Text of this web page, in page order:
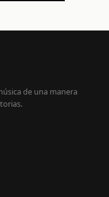
de una manera